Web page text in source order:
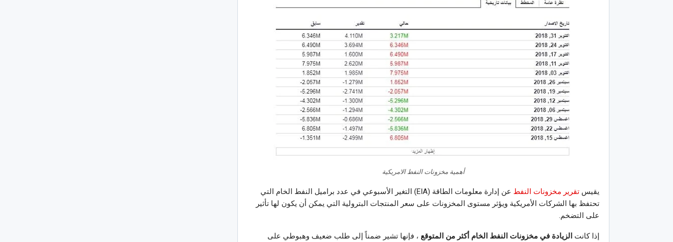
أهمية مخزونات النفط الامريكية
يقيس تقرير مخزونات النفط
عن إدارة معلومات الطاقة (EIA) التغير الأسبوعي في عدد براميل النفط الخام التي
تحتفظ بها الشركات الأمريكية ويؤثر مستوى المخزونات على سعر المنتجات البترولية التي يمكن أن يكون لها تأثير
على التضخم.
إذا كانت الزيادة في مخزونات النفط الخام أكثر من المتوقع ، فإنها تشير ضمناً إلى طلب ضعيف وهبوطي على